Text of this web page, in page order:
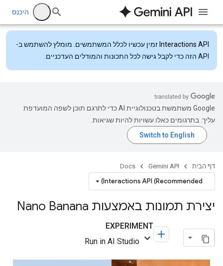
היכנס
Interactions API זמין עכשיו לכלל המשתמשים. מומלץ להשתמש ב-
API הזה כדי לקבל גישה לכל התכונות והמודלים העדכניים.
‫Google משתמשת בטכנולוגיית AI כדי לתרגם תוכן לשפה המועדפת
עליך. בתרגומים כאלו עשויות להיות שגיאות.
דף הבית Gemini API
Docs
Interactions API (Recommended)
יצירת תמונות באמצעות Nano Banana